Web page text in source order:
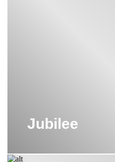
Jubilee